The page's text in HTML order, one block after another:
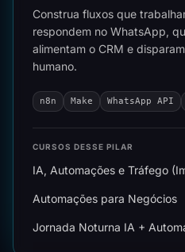
Construa fluxos que
respondem no WhatsApp,
alimentam o CRM e
humano.
n8n Make WhatsApp API
CURSOS DESSE PILAR
IA, Automações e Tráfego
Automações para Negócios
Jornada Noturna IA +